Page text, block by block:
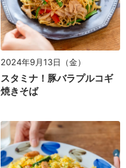
2024年9月13日（金）
スタミナ！豚バラプルコギ
焼きそば